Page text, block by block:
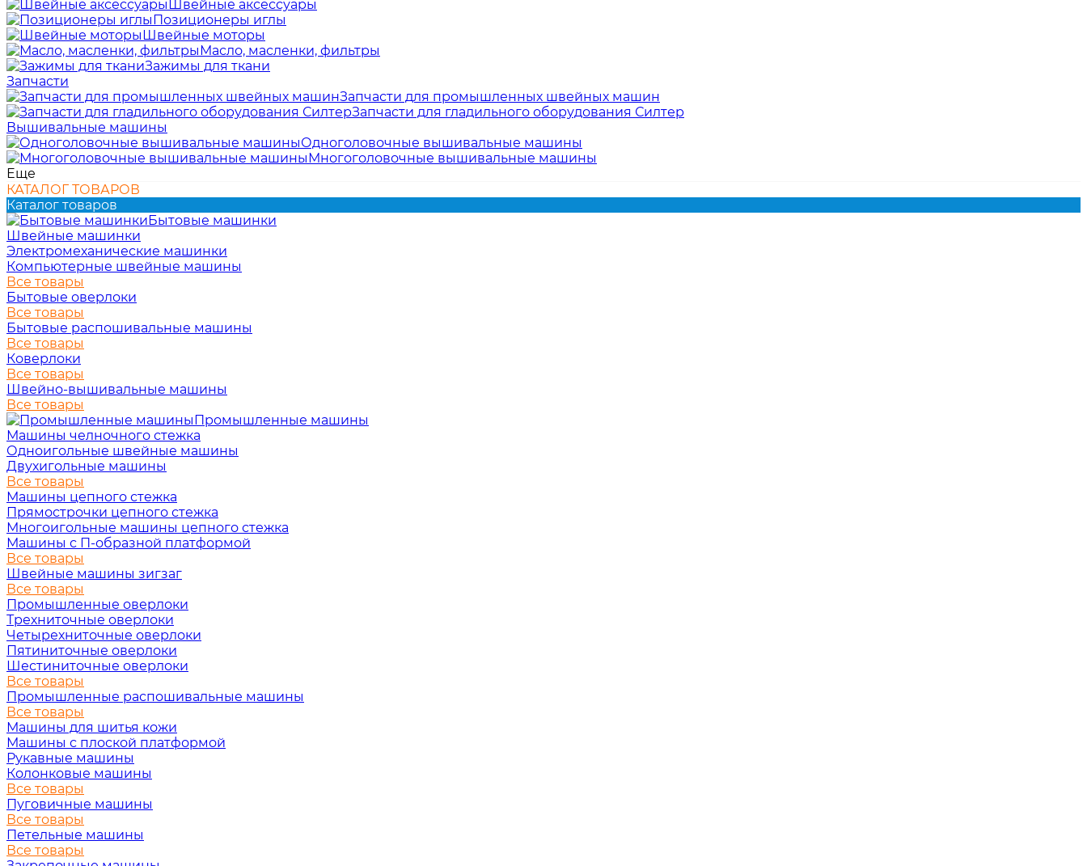
Швейные аксессуары
Позиционеры иглы
Швейные моторы
Масло, масленки, фильтры
Зажимы для ткани
Запчасти
Запчасти для промышленных швейных машин
Запчасти для гладильного оборудования Силтер
Вышивальные машины
Одноголовочные вышивальные машины
Многоголовочные вышивальные машины
Еще
КАТАЛОГ ТОВАРОВ
Каталог товаров
Бытовые машинки
Швейные машинки
Электромеханические машинки
Компьютерные швейные машины
Все товары
Бытовые оверлоки
Все товары
Бытовые распошивальные машины
Все товары
Коверлоки
Все товары
Швейно-вышивальные машины
Все товары
Промышленные машины
Машины челночного стежка
Одноигольные швейные машины
Двухигольные машины
Все товары
Машины цепного стежка
Прямострочки цепного стежка
Многоигольные машины цепного стежка
Машины с П-образной платформой
Все товары
Швейные машины зигзаг
Все товары
Промышленные оверлоки
Трехниточные оверлоки
Четырехниточные оверлоки
Пятиниточные оверлоки
Шестиниточные оверлоки
Все товары
Промышленные распошивальные машины
Все товары
Машины для шитья кожи
Машины с плоской платформой
Рукавные машины
Колонковые машины
Все товары
Пуговичные машины
Все товары
Петельные машины
Все товары